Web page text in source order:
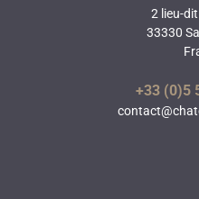
2 lieu-
33330
+33 (0)5